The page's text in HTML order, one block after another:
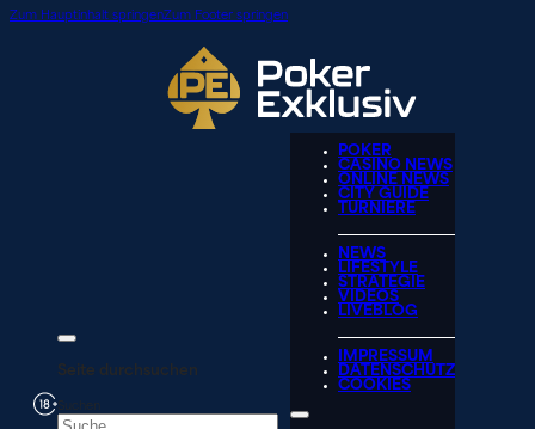
Zum Hauptinhalt springenZum Footer springen
Seite durchsuchen
POKER
CASINO NEWS
ONLINE NEWS
CITY GUIDE
TURNIERE
NEWS
LIFESTYLE
STRATEGIE
VIDEOS
LIVEBLOG
IMPRESSUM
DATENSCHUTZ
COOKIES